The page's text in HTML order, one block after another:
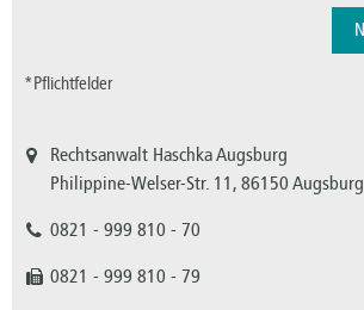
*Pflichtfelder
Rechtsanwalt Haschka Augsburg
Philippine-Welser-Str. 11, 86150 Augsburg
0821 - 999 810 - 70
0821 - 999 810 - 79